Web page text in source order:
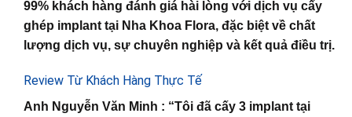
99% khách hàng đánh giá hài lòng với dịch vụ cấy
ghép implant tại Nha Khoa Flora, đặc biệt về chất
lượng dịch vụ, sự chuyên nghiệp và kết quả điều trị.
Review Từ Khách Hàng Thực Tế
Anh Nguyễn Văn Minh : “Tôi đã cấy 3 implant tại